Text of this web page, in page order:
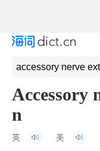
Accessory
n
英 美